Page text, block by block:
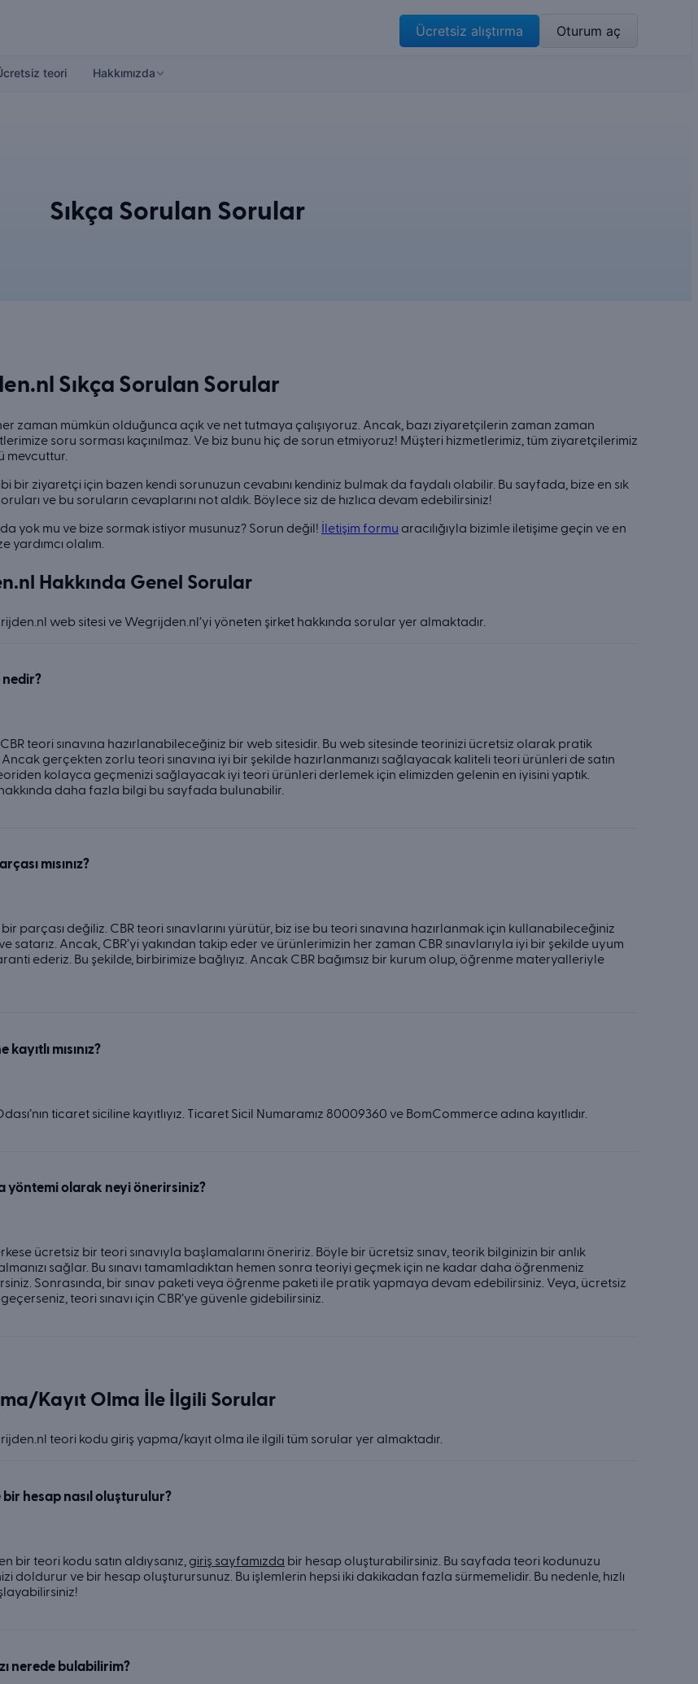
Ücretsiz alıştırma Oturum aç
teori Hakkımızda
Sıkça Sorulan Sorular
Sıkça Sorulan Sorular
zaman mümkün olduğunca açık ve net tutmaya çalışıyoruz. Ancak, bazı ziyaretçilerin zaman zaman
soru sorması kaçınılmaz. Ve biz bunu hiç de sorun etmiyoruz! Müşteri hizmetlerimiz, tüm ziyaretçilerimiz
mevcuttur.
bir ziyaretçi için bazen kendi sorunuzun cevabını kendiniz bulmak da faydalı olabilir. Bu sayfada, bize en sık
ve bu soruların cevaplarını not aldık. Böylece siz de hızlıca devam edebilirsiniz!
yok mu ve bize sormak istiyor musunuz? Sorun değil! İletişim formu aracılığıyla bizimle iletişime geçin ve en
yardımcı olalım.
Hakkında Genel Sorular
web sitesi ve Wegrijden.nl’yi yöneten şirket hakkında sorular yer almaktadır.
teori sınavına hazırlanabileceğiniz bir web sitesidir. Bu web sitesinde teorinizi ücretsiz olarak pratik
gerçekten zorlu teori sınavına iyi bir şekilde hazırlanmanızı sağlayacak kaliteli teori ürünleri de satın
kolayca geçmenizi sağlayacak iyi teori ürünleri derlemek için elimizden gelenin en iyisini yaptık.
daha fazla bilgi bu sayfada bulunabilir.
mısınız?
bir parçası değiliz. CBR teori sınavlarını yürütür, biz ise bu teori sınavına hazırlanmak için kullanabileceğiniz
satarız. Ancak, CBR’yi yakından takip eder ve ürünlerimizin her zaman CBR sınavlarıyla iyi bir şekilde uyum
ederiz. Bu şekilde, birbirimize bağlıyız. Ancak CBR bağımsız bir kurum olup, öğrenme materyalleriyle
mısınız?
ticaret siciline kayıtlıyız. Ticaret Sicil Numaramız 80009360 ve BomCommerce adına kayıtlıdır.
yöntemi olarak neyi önerirsiniz?
ücretsiz bir teori sınavıyla başlamalarını öneririz. Böyle bir ücretsiz sınav, teorik bilginizin bir anlık
sağlar. Bu sınavı tamamladıktan hemen sonra teoriyi geçmek için ne kadar daha öğrenmeniz
Sonrasında, bir sınav paketi veya öğrenme paketi ile pratik yapmaya devam edebilirsiniz. Veya, ücretsiz
geçerseniz, teori sınavı için CBR’ye güvenle gidebilirsiniz.
Kayıt Olma İle İlgili Sorular
teori kodu giriş yapma/kayıt olma ile ilgili tüm sorular yer almaktadır.
bir hesap nasıl oluşturulur?
bir teori kodu satın aldıysanız, giriş sayfamızda bir hesap oluşturabilirsiniz. Bu sayfada teori kodunuzu
doldurur ve bir hesap oluşturursunuz. Bu işlemlerin hepsi iki dakikadan fazla sürmemelidir. Bu nedenle, hızlı
nerede bulabilirim?